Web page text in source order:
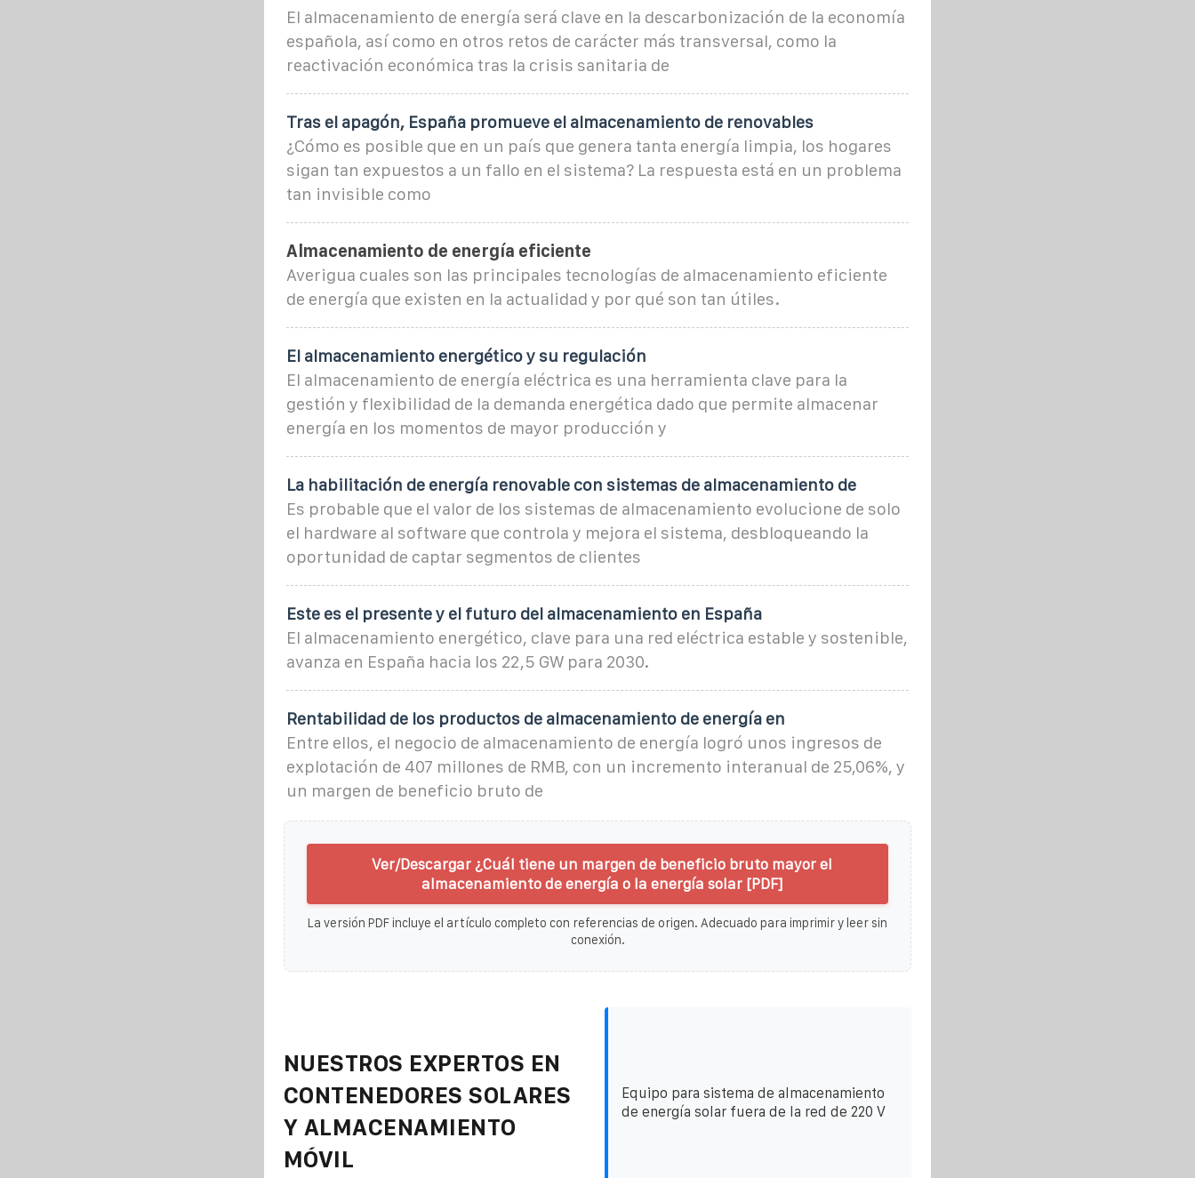
El almacenamiento de energía será clave en la descarbonización de la economía
española, así como en otros retos de carácter más transversal, como la
reactivación económica tras la crisis sanitaria de
Tras el apagón, España promueve el almacenamiento de renovables
¿Cómo es posible que en un país que genera tanta energía limpia, los hogares
sigan tan expuestos a un fallo en el sistema? La respuesta está en un problema
tan invisible como
Almacenamiento de energía eficiente
Averigua cuales son las principales tecnologías de almacenamiento eficiente
de energía que existen en la actualidad y por qué son tan útiles.
El almacenamiento energético y su regulación
El almacenamiento de energía eléctrica es una herramienta clave para la
gestión y flexibilidad de la demanda energética dado que permite almacenar
energía en los momentos de mayor producción y
La habilitación de energía renovable con sistemas de almacenamiento de
Es probable que el valor de los sistemas de almacenamiento evolucione de solo
el hardware al software que controla y mejora el sistema, desbloqueando la
oportunidad de captar segmentos de clientes
Este es el presente y el futuro del almacenamiento en España
El almacenamiento energético, clave para una red eléctrica estable y sostenible,
avanza en España hacia los 22,5 GW para 2030.
Rentabilidad de los productos de almacenamiento de energía en
Entre ellos, el negocio de almacenamiento de energía logró unos ingresos de
explotación de 407 millones de RMB, con un incremento interanual de 25,06%, y
un margen de beneficio bruto de
Ver/Descargar ¿Cuál tiene un margen de beneficio bruto mayor el
almacenamiento de energía o la energía solar [PDF]
La versión PDF incluye el artículo completo con referencias de origen. Adecuado para imprimir y leer sin
conexión.
NUESTROS EXPERTOS EN
CONTENEDORES SOLARES
Y ALMACENAMIENTO
MÓVIL
Equipo para sistema de almacenamiento
de energía solar fuera de la red de 220 V